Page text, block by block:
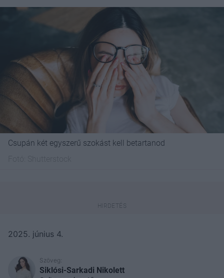
Csupán két egyszerű szokást kell betartanod
2025. június 4.
Szöveg:
Siklósi-Sarkadi Nikolett